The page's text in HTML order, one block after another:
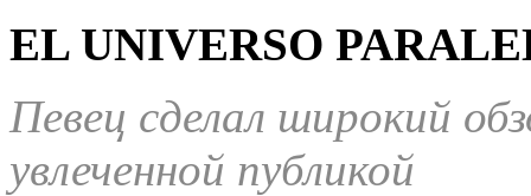
EL UNIVERSO
Певец сделал широкий
увлеченной публикой